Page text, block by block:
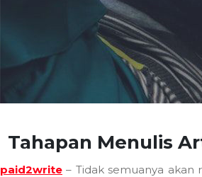
Tahapan Menulis
paid2write – Tidak semuanya akan